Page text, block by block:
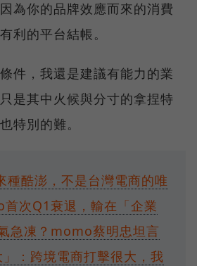
為你的品牌效應而來的消費
利的平台結帳。
件，我還是建議有能力的業
是其中火候與分寸的拿捏特
特別的難。
種酷澎，不是台灣電商的唯
次Q1衰退，輸在「企業
急凍？momo蔡明忠坦言
」：跨境電商打擊很大，我